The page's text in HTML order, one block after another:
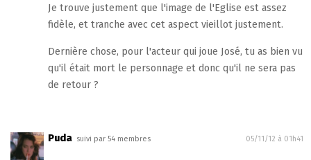
Je trouve justement que l'image de l'Eglise est assez
fidèle, et tranche avec cet aspect vieillot justement.
Dernière chose, pour l'acteur qui joue José, tu as bien vu
qu'il était mort le personnage et donc qu'il ne sera pas
de retour ?
Puda suivi par 54 membres 05/11/12 à 01h41